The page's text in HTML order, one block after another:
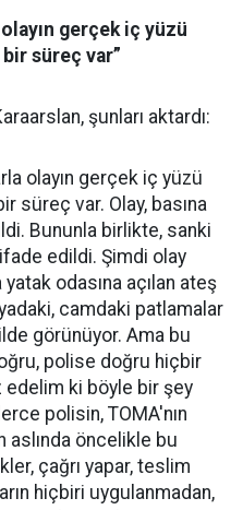
olayın gerçek iç yüzü
bir süreç var”
şunları aktardı:
olayın gerçek iç yüzü
süreç var. Olay, basına
Bununla birlikte, sanki
edildi. Şimdi olay
odasına açılan ateş
camdaki patlamalar
görünüyor. Ama bu
polise doğru hiçbir
edelim ki böyle bir şey
polisin, TOMA'nın
aslında öncelikle bu
çağrı yapar, teslim
hiçbiri uygulanmadan,